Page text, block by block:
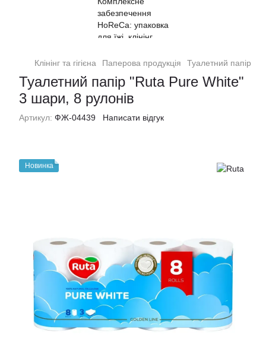
Клінінг та гігієна Паперова продукція Туалетний папір
Туалетний папір "Ruta Pure White"
3 шари, 8 рулонів
Артикул: ФЖ-04439 Написати відгук
Новинка